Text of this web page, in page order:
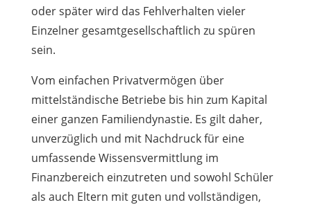
oder später wird das Fehlverhalten vieler
Einzelner gesamtgesellschaftlich zu spüren
sein.
Vom einfachen Privatvermögen über
mittelständische Betriebe bis hin zum Kapital
einer ganzen Familiendynastie. Es gilt daher,
unverzüglich und mit Nachdruck für eine
umfassende Wissensvermittlung im
Finanzbereich einzutreten und sowohl Schüler
als auch Eltern mit guten und vollständigen,